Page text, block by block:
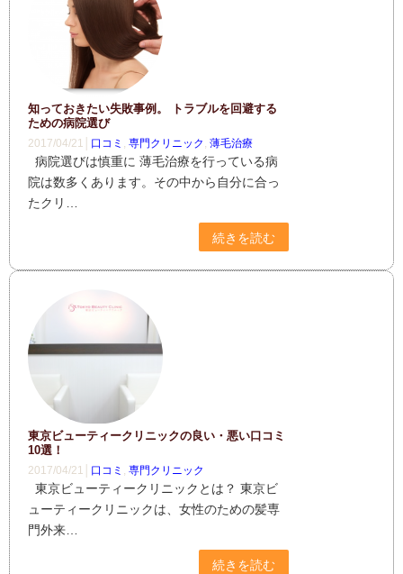
知っておきたい失敗事例。 トラブルを回避する
ための病院選び
2017/04/21│ 口コミ , 専門クリニック , 薄毛治療
病院選びは慎重に 薄毛治療を行っている病
院は数多くあります。その中から自分に合っ
たクリ…
続きを読む
東京ビューティークリニックの良い・悪い口コミ
10選！
2017/04/21│ 口コミ , 専門クリニック
東京ビューティークリニックとは？ 東京ビ
ューティークリニックは、女性のための髪専
門外来…
続きを読む